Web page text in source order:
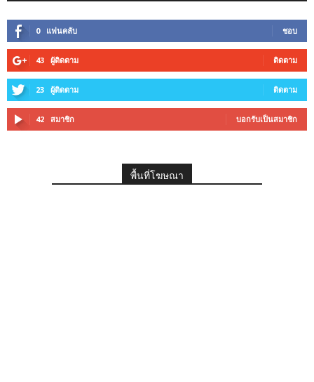
0 แฟนคลับ ชอบ
43 ผู้ติดตาม ติดตาม
23 ผู้ติดตาม ติดตาม
42 สมาชิก บอกรับเป็นสมาชิก
พื้นที่โฆษณา